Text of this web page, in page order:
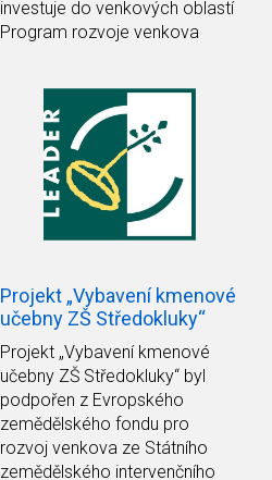
Projekt „Vybavení kmenové
učebny ZŠ Středokluky“
Projekt „Vybavení kmenové
učebny ZŠ Středokluky“ byl
podpořen z Evropského
zemědělského fondu pro
rozvoj venkova ze Státního
zemědělského intervenčního